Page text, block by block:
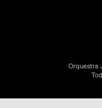
Orquestra